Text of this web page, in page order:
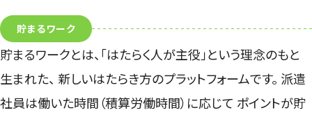
貯まるワーク
貯まるワークとは、「はたらく人が主役」という理念のもと
生まれた、 新しいはたらき方のプラットフォームです。 派遣
社員は働いた時間（積算労働時間）に応じて ポイントが貯